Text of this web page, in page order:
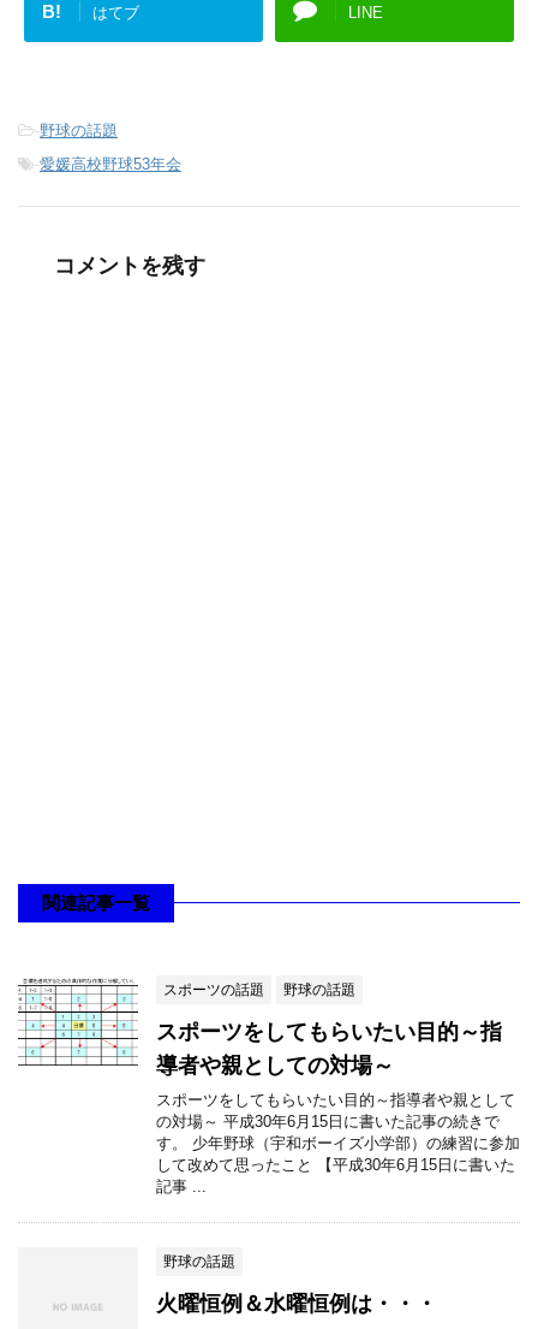
B! はてブ LINE
-野球の話題
-愛媛高校野球53年会
コメントを残す
関連記事一覧
スポーツの話題 野球の話題
スポーツをしてもらいたい目的～指
導者や親としての対場～
スポーツをしてもらいたい目的～指導者や親として
の対場～ 平成30年6月15日に書いた記事の続きで
す。 少年野球（宇和ボーイズ小学部）の練習に参加
して改めて思ったこと 【平成30年6月15日に書いた
記事 ...
野球の話題
火曜恒例＆水曜恒例は・・・